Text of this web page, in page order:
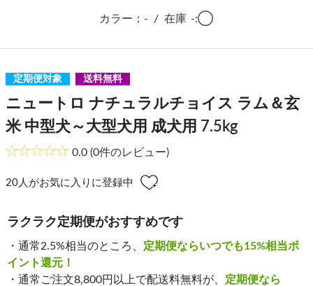
カラー：- / 在庫 -:◯
定期便対象 送料無料
ニュートロ ナチュラルチョイス ラム＆玄
米 中型犬～大型犬用 成犬用 7.5kg
0.0 (0件のレビュー)
20人がお気に入りに登録中
ラクラク定期便がおすすめです
・通常2.5%相当のところ、 定期便ならいつでも15%相当ポ
イント還元！
・通常ご注文8,800円以上で配送料無料が、 定期便なら